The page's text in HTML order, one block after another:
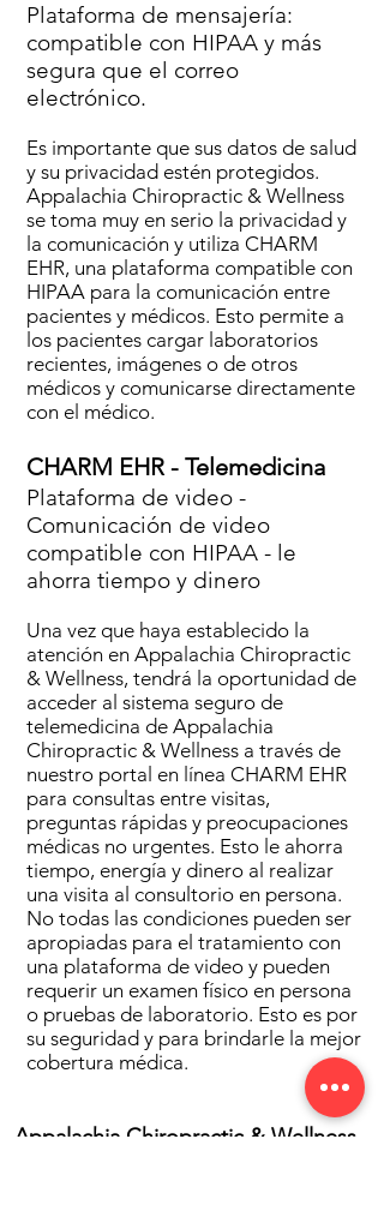
Plataforma de mensajería:
compatible con HIPAA y más
segura que el correo
electrónico.
Es importante que sus datos de salud
y su privacidad estén protegidos.
Appalachia Chiropractic & Wellness
se toma muy en serio la privacidad y
la comunicación y utiliza CHARM
EHR, una plataforma compatible con
HIPAA para la comunicación entre
pacientes y médicos. Esto permite a
los pacientes cargar laboratorios
recientes, imágenes o de otros
médicos y comunicarse directamente
con el médico.
CHARM EHR - Telemedicina
Plataforma de video -
Comunicación de video
compatible con HIPAA - le
ahorra tiempo y dinero
Una vez que haya establecido la
atención en Appalachia Chiropractic
& Wellness, tendrá la oportunidad de
acceder al sistema seguro de
telemedicina de Appalachia
Chiropractic & Wellness a través de
nuestro portal en línea CHARM EHR
para consultas entre visitas,
preguntas rápidas y preocupaciones
médicas no urgentes. Esto le ahorra
tiempo, energía y dinero al realizar
una visita al consultorio en persona.
No todas las condiciones pueden ser
apropiadas para el tratamiento con
una plataforma de video y pueden
requerir un examen físico en persona
o pruebas de laboratorio. Esto es por
su seguridad y para brindarle la mejor
cobertura médica.
Appalachia Chiropractic & Wellness